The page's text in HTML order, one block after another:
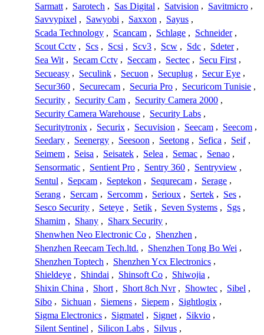
Sarmatt , Sarotech , Sas Digital , Satvision , Savitmicro ,
Savvypixel , Sawyobi , Saxxon , Sayus ,
Scada Technology , Scancam , Schlage , Schneider ,
Scout Cctv , Scs , Scsi , Scv3 , Scw , Sdc , Sdeter ,
Sea Wit , Secam Cctv , Seccam , Sectec , Secu First ,
Secueasy , Seculink , Secuon , Secuplug , Secur Eye ,
Secur360 , Securecam , Securia Pro , Securicom Tunisie ,
Security , Security Cam , Security Camera 2000 ,
Security Camera Warehouse , Security Labs ,
Securitytronix , Securix , Secuvision , Seecam , Seecom ,
Seedary , Seenergy , Seesoon , Seetong , Sefica , Seif ,
Seimem , Seisa , Seisatek , Selea , Semac , Senao ,
Sensormatic , Sentient Pro , Sentry 360 , Sentryview ,
Sentul , Sepcam , Septekon , Sequrecam , Serage ,
Serang , Sercam , Sercomm , Serioux , Sertek , Ses ,
Sesco Security , Seteye , Setik , Seven Systems , Sgs ,
Shamim , Shany , Sharx Security ,
Shenwhen Neo Electronic Co , Shenzhen ,
Shenzhen Reecam Tech.ltd. , Shenzhen Tong Bo Wei ,
Shenzhen Toptech , Shenzhen Ycx Electronics ,
Shieldeye , Shindai , Shinsoft Co , Shiwojia ,
Shixin China , Short , Short 8ch Nvr , Showtec , Sibel ,
Sibo , Sichuan , Siemens , Siepem , Sightlogix ,
Sigma Electronics , Sigmatel , Signet , Sikvio ,
Silent Sentinel , Silicon Labs , Silvus ,